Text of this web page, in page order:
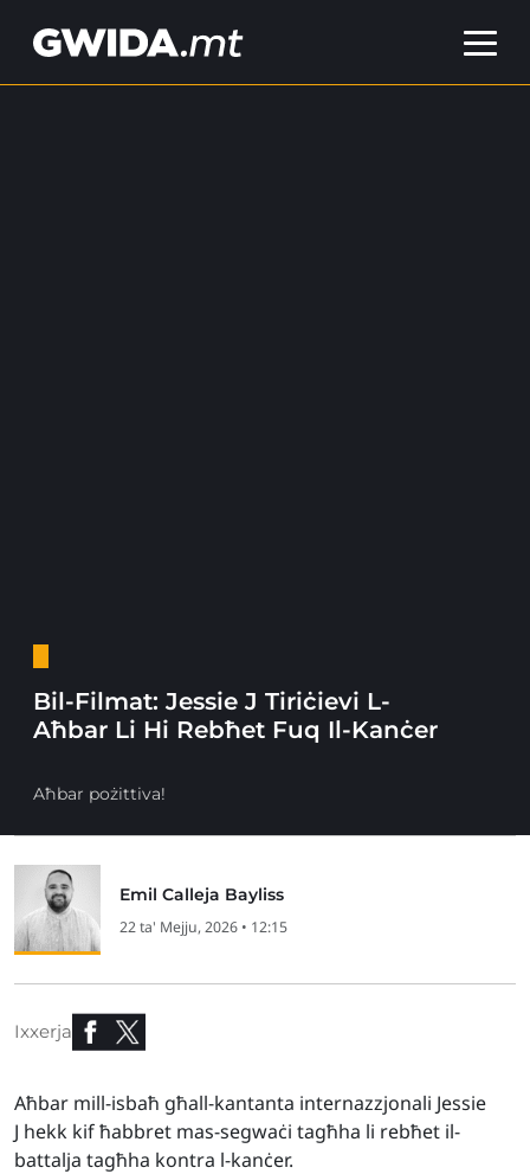
Bil-Filmat: Jessie J Tiriċievi L-
Aħbar Li Hi Rebħet Fuq Il-Kanċer
Aħbar pożittiva!
Emil Calleja Bayliss
22 ta' Mejju, 2026 • 12:15
Ixxerja
Aħbar mill-isbaħ għall-kantanta internazzjonali Jessie
J hekk kif ħabbret mas-segwaċi tagħha li rebħet il-
battalja tagħha kontra l-kanċer.